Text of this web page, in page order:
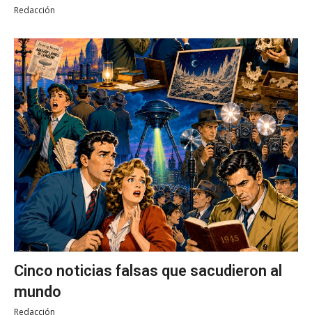
Redacción
Cinco noticias falsas que sacudieron al
mundo
Redacción